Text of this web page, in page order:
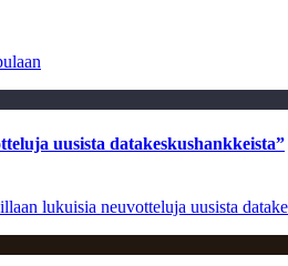
uusista datakeskushankkeista”
lukuisia neuvotteluja uusista